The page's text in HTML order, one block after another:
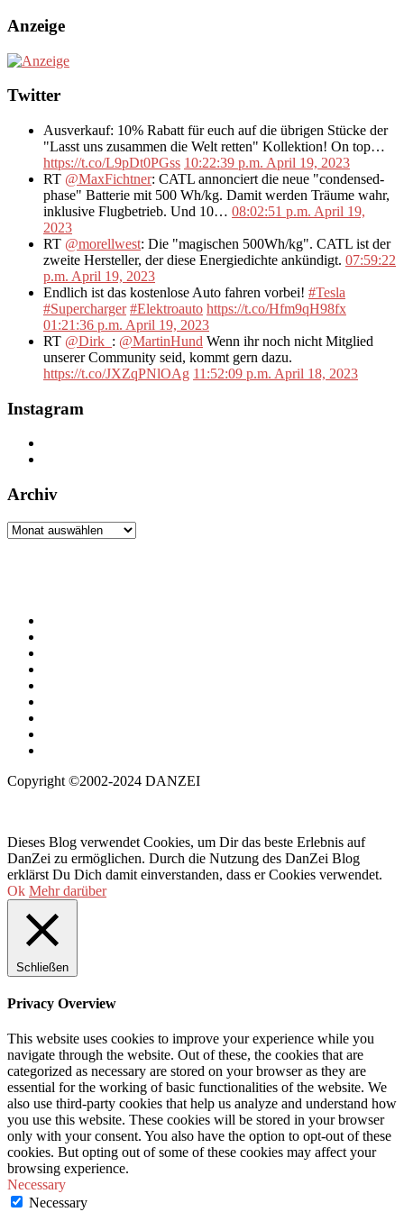
Anzeige
Twitter
Ausverkauf: 10% Rabatt für euch auf die übrigen Stücke der
"Lasst uns zusammen die Welt retten" Kollektion! On top…
https://t.co/L9pDt0PGss 10:22:39 p.m. April 19, 2023
RT @MaxFichtner: CATL annonciert die neue "condensed-
phase" Batterie mit 500 Wh/kg. Damit werden Träume wahr,
inklusive Flugbetrieb. Und 10… 08:02:51 p.m. April 19,
2023
RT @morellwest: Die "magischen 500Wh/kg". CATL ist der
zweite Hersteller, der diese Energiedichte ankündigt. 07:59:22
p.m. April 19, 2023
Endlich ist das kostenlose Auto fahren vorbei! #Tesla
#Supercharger #Elektroauto https://t.co/Hfm9qH98fx
01:21:36 p.m. April 19, 2023
RT @Dirk_ : @MartinHund Wenn ihr noch nicht Mitglied
unserer Community seid, kommt gern dazu.
https://t.co/JXZqPNlOAg 11:52:09 p.m. April 18, 2023
Instagram
Archiv
Archiv
Copyright ©2002-2024 DANZEI
Dieses Blog verwendet Cookies, um Dir das beste Erlebnis auf
DanZei zu ermöglichen. Durch die Nutzung des DanZei Blog
erklärst Du Dich damit einverstanden, dass er Cookies verwendet.
Ok Mehr darüber
Schließen
Privacy Overview
This website uses cookies to improve your experience while you
navigate through the website. Out of these, the cookies that are
categorized as necessary are stored on your browser as they are
essential for the working of basic functionalities of the website. We
also use third-party cookies that help us analyze and understand how
you use this website. These cookies will be stored in your browser
only with your consent. You also have the option to opt-out of these
cookies. But opting out of some of these cookies may affect your
browsing experience.
Necessary
Necessary